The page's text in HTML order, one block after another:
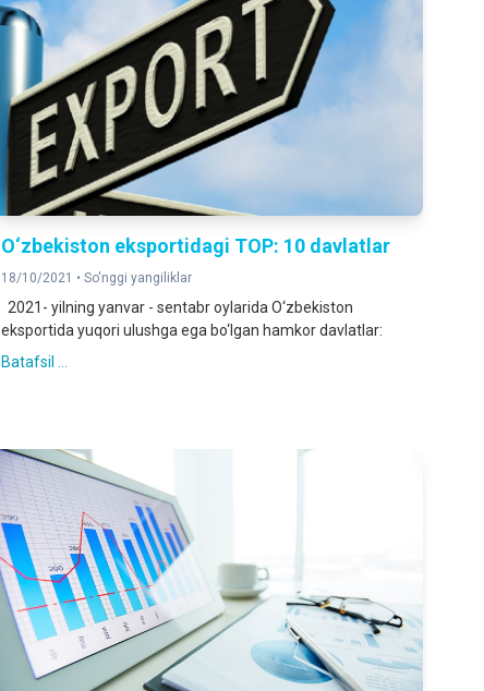
O‘zbekiston eksportidagi TOP: 10 davlatlar
18/10/2021 •So'nggi yangiliklar
2021- yilning yanvar - sentabr oylarida O‘zbekiston
eksportida yuqori ulushga ega bo‘lgan hamkor davlatlar:
Batafsil ...